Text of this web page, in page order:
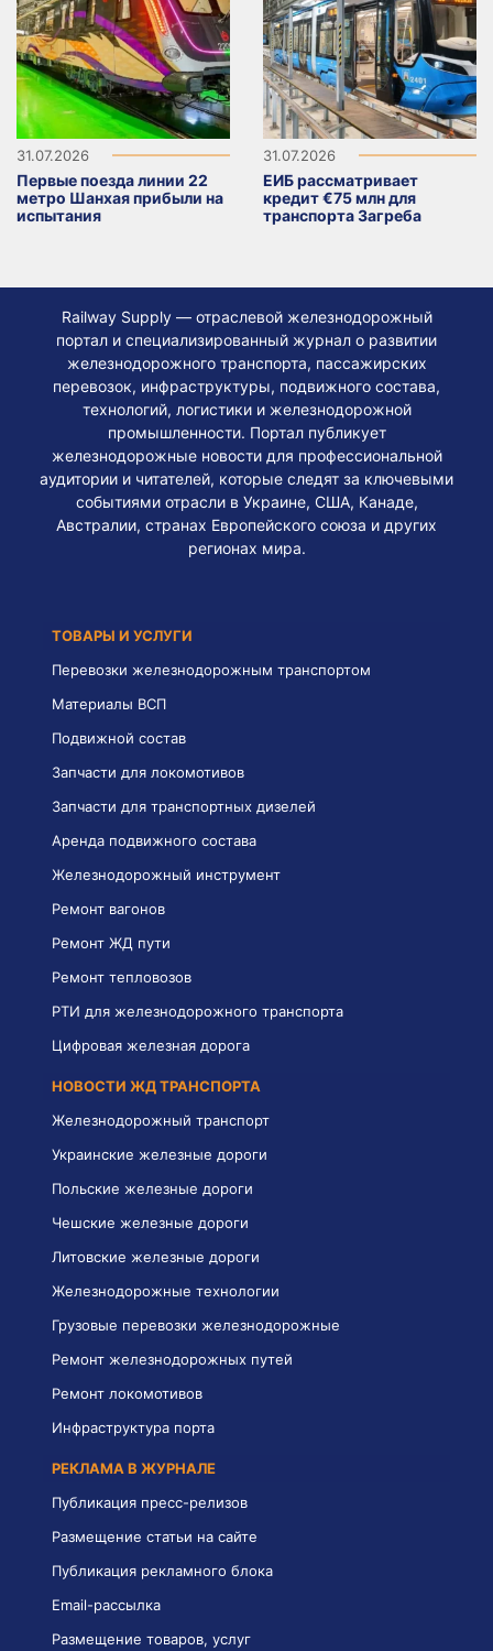
31.07.2026
Первые поезда линии 22
метро Шанхая прибыли на
испытания
31.07.2026
ЕИБ рассматривает
кредит €75 млн для
транспорта Загреба
Railway Supply — отраслевой железнодорожный
портал и специализированный журнал о развитии
железнодорожного транспорта, пассажирских
перевозок, инфраструктуры, подвижного состава,
технологий, логистики и железнодорожной
промышленности. Портал публикует
железнодорожные новости для профессиональной
аудитории и читателей, которые следят за ключевыми
событиями отрасли в Украине, США, Канаде,
Австралии, странах Европейского союза и других
регионах мира.
ТОВАРЫ И УСЛУГИ
Перевозки железнодорожным транспортом
Материалы ВСП
Подвижной состав
Запчасти для локомотивов
Запчасти для транспортных дизелей
Аренда подвижного состава
Железнодорожный инструмент
Ремонт вагонов
Ремонт ЖД пути
Ремонт тепловозов
РТИ для железнодорожного транспорта
Цифровая железная дорога
НОВОСТИ ЖД ТРАНСПОРТА
Железнодорожный транспорт
Украинские железные дороги
Польские железные дороги
Чешские железные дороги
Литовские железные дороги
Железнодорожные технологии
Грузовые перевозки железнодорожные
Ремонт железнодорожных путей
Ремонт локомотивов
Инфраструктура порта
РЕКЛАМА В ЖУРНАЛЕ
Публикация пресс-релизов
Размещение статьи на сайте
Публикация рекламного блока
Email-рассылка
Размещение товаров, услуг